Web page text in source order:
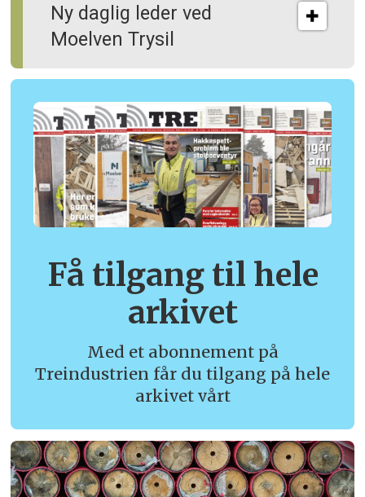
Ny daglig leder ved
Moelven Trysil
Få tilgang til hele
arkivet
Med et abonnement på
Treindustrien får du tilgang på hele
arkivet vårt